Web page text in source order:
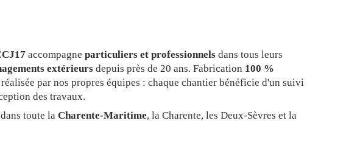
accompagne particuliers et professionnels dans tous leurs
extérieurs depuis près de 20 ans. Fabrication 100 %
réalisée par nos propres équipes : chaque chantier bénéficie d'un suivi
des travaux.
toute la Charente-Maritime, la Charente, les Deux-Sèvres et la